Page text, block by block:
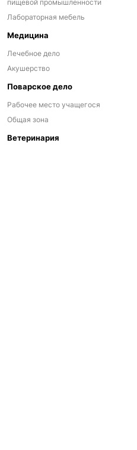
пищевой промышленности
Лабораторная мебель
Медицина
Лечебное дело
Акушерство
Поварское дело
Рабочее место учащегося
Общая зона
Ветеринария